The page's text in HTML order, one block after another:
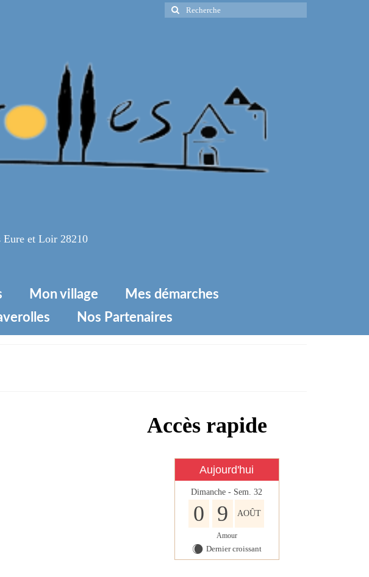
Rechercher
:
et Loir 28210
Mon village
Mes démarches
Nos Partenaires
Accès rapide
Aujourd'hui
Dimanche - Sem. 32
0 9 AOÛT
Amour
X Dernier croissant